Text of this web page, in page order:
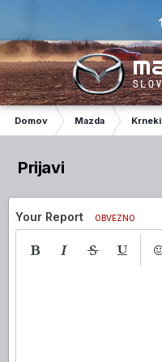
Domov Mazda Krneki
Prijavi
Your Report OBVEZNO